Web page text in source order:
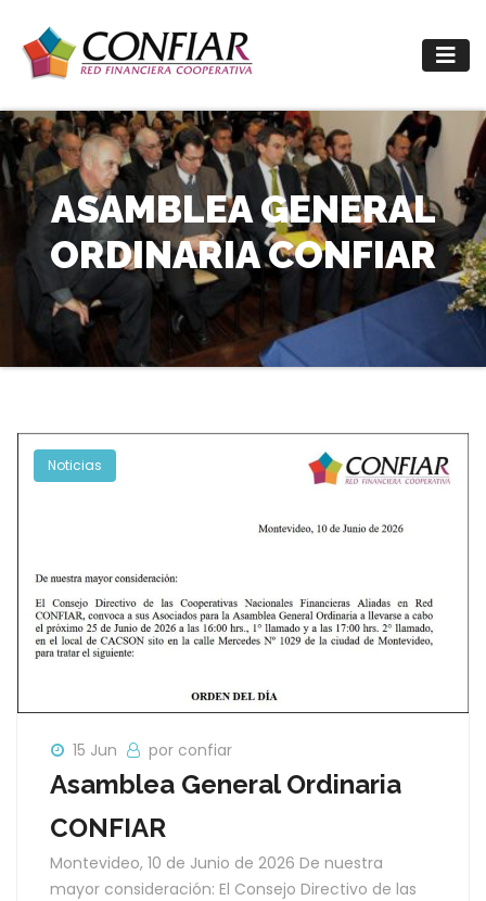
contenido
ASAMBLEA GENERAL
ORDINARIA CONFIAR
Noticias
15 Jun por confiar
Asamblea General Ordinaria
CONFIAR
Montevideo, 10 de Junio de 2026 De nuestra
mayor consideración: El Consejo Directivo de las